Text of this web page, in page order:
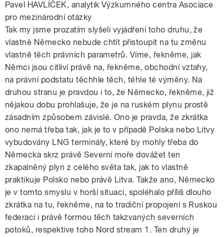
Pavel HAVLÍČEK, analytik Výzkumného centra Asociace
pro mezinárodní otázky
Tak my jsme prozatím slyšeli vyjádření toho druhu, že
vlastně Německo nebude chtít přistoupit na tu změnu
vlastně těch právních parametrů. Víme, řekněme, jak
Němci jsou citliví právě na, řekněme, obchodní vztahy,
na právní podstatu těchhle těch, téhle té výměny. Na
druhou stranu je pravdou i to, že Německo, řekněme, již
nějakou dobu prohlašuje, že je na ruském plynu prostě
zásadním způsobem závislé. Ono je pravda, že zkrátka
ono nemá třeba tak, jak je to v případě Polska nebo Litvy
vybudovány LNG terminály, které by mohly třeba do
Německa skrz právě Severní moře dovážet ten
zkapalněný plyn z celého světa tak, jak to vlastně
praktikuje Polsko nebo právě Litva. Takže ano, Německo
je v tomto smyslu v horší situaci, spoléhalo příliš dlouho
zkrátka na tu, řekněme, na to tradiční propojení s Ruskou
federaci i právě formou těch takzvaných severních
potoků, respektive toho Nord stream 1. Ten druhý je